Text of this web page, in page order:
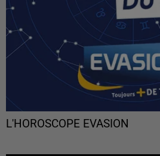
L'HOROSCOPE EVASION